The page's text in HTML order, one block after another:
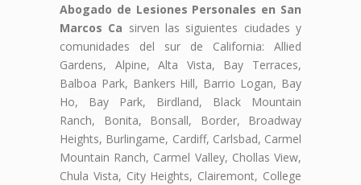
Abogado de Lesiones Personales en San
Marcos Ca sirven las siguientes ciudades y
comunidades del sur de California: Allied
Gardens, Alpine, Alta Vista, Bay Terraces,
Balboa Park, Bankers Hill, Barrio Logan, Bay
Ho, Bay Park, Birdland, Black Mountain
Ranch, Bonita, Bonsall, Border, Broadway
Heights, Burlingame, Cardiff, Carlsbad, Carmel
Mountain Ranch, Carmel Valley, Chollas View,
Chula Vista, City Heights, Clairemont, College